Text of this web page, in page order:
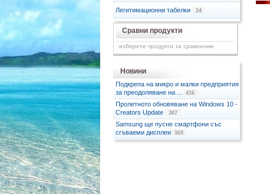
Легитимационни табелки 24
Сравни продукти
изберете продукти за сравнение
Новини
Подкрепа на микро и малки предприятия
за преодоляване на ...
416
Пролетното обновяване на Windows 10 -
Creators Update
387
Samsung ще пусне смартфони със
сгъваеми дисплеи 369